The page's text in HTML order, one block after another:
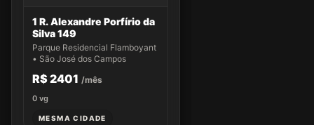
1 R. Alexandre Porfírio da
Silva 149
Parque Residencial Flamboyant
• São José dos Campos
R$ 2401 /mês
0 vg
MESMA CIDADE